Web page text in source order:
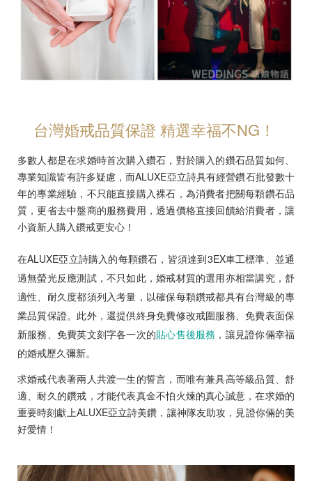
台灣婚戒品質保證 精選幸福不NG！
多數人都是在求婚時首次購入鑽石，對於購入的鑽石品質如何、
專業知識皆有許多疑慮，而ALUXE亞立詩具有經營鑽石批發數十
年的專業經驗，不只能直接購入裸石，為消費者把關每顆鑽石品
質，更省去中盤商的服務費用，透過價格直接回饋給消費者，讓
小資新人購入鑽戒更安心！
在ALUXE亞立詩購入的每顆鑽石，皆須達到3EX車工標準、並通
過無螢光反應測試，不只如此，婚戒材質的選用亦相當講究，舒
適性、耐久度都須列入考量，以確保每顆鑽戒都具有台灣級的專
業品質保證。此外，還提供終身免費修改戒圍服務、免費表面保
新服務、免費英文刻字各一次的貼心售後服務 ，讓見證你倆幸福
的婚戒歷久彌新。
求婚戒代表著兩人共渡一生的誓言，而唯有兼具高等級品質、舒
適、耐久的鑽戒，才能代表真金不怕火煉的真心誠意，在求婚的
重要時刻獻上ALUXE亞立詩美鑽，讓神隊友助攻，見證你倆的美
好愛情！